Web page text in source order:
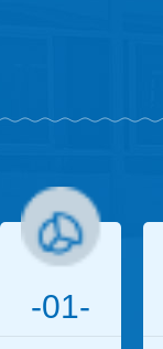
-01-